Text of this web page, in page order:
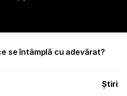
se întâmplă cu adevărat?
Știri